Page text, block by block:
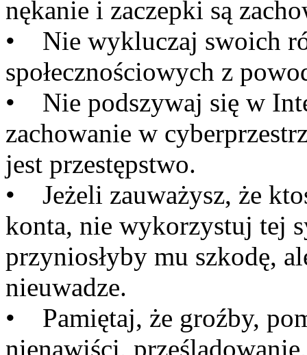
nękanie i zaczepki są
• Nie wykluczaj swoich
społecznościowych z
• Nie podszywaj się w
zachowanie w
jest przestępstwo.
• Jeżeli zauważysz, że
konta, nie wykorzystuj tej
przyniosłyby mu szkodę,
nieuwadze.
• Pamiętaj, że groźby,
nienawiści,